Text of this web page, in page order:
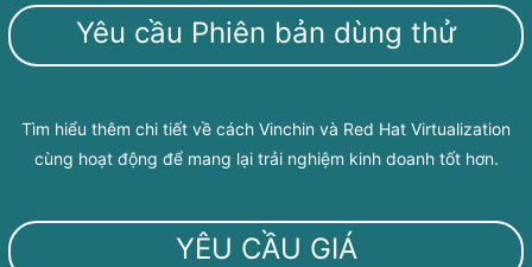
Yêu cầu Phiên bản dùng thử
Tìm hiểu thêm chi tiết về cách Vinchin và Red Hat Virtualization
cùng hoạt động để mang lại trải nghiệm kinh doanh tốt hơn.
YÊU CẦU GIÁ